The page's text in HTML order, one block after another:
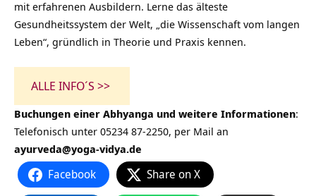
mit erfahrenen Ausbildern. Lerne das älteste
Gesundheitssystem der Welt, „die Wissenschaft vom langen
Leben“, gründlich in Theorie und Praxis kennen.
ALLE INFO´S >>
Buchungen einer Abhyanga und weitere Informationen:
Telefonisch unter 05234 87-2250, per Mail an
ayurveda@yoga-vidya.de
Facebook Share on X